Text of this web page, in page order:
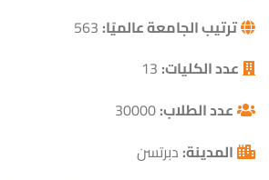
ترتيب الجامعة عالميًا:563
عدد الكليات:13
عدد الطلاب:30000
المدينة:دبرتسن